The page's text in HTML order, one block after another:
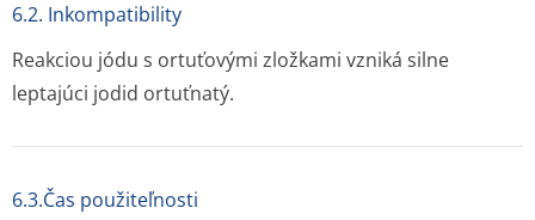
6.2. Inkompatibility
Reakciou jódu s ortuťovými zložkami vzniká silne
leptajúci jodid ortuťnatý.
6.3.Čas použiteľnosti